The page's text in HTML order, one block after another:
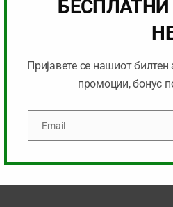
Пријавете се нашиот
промоции, бонус
EmailEmail